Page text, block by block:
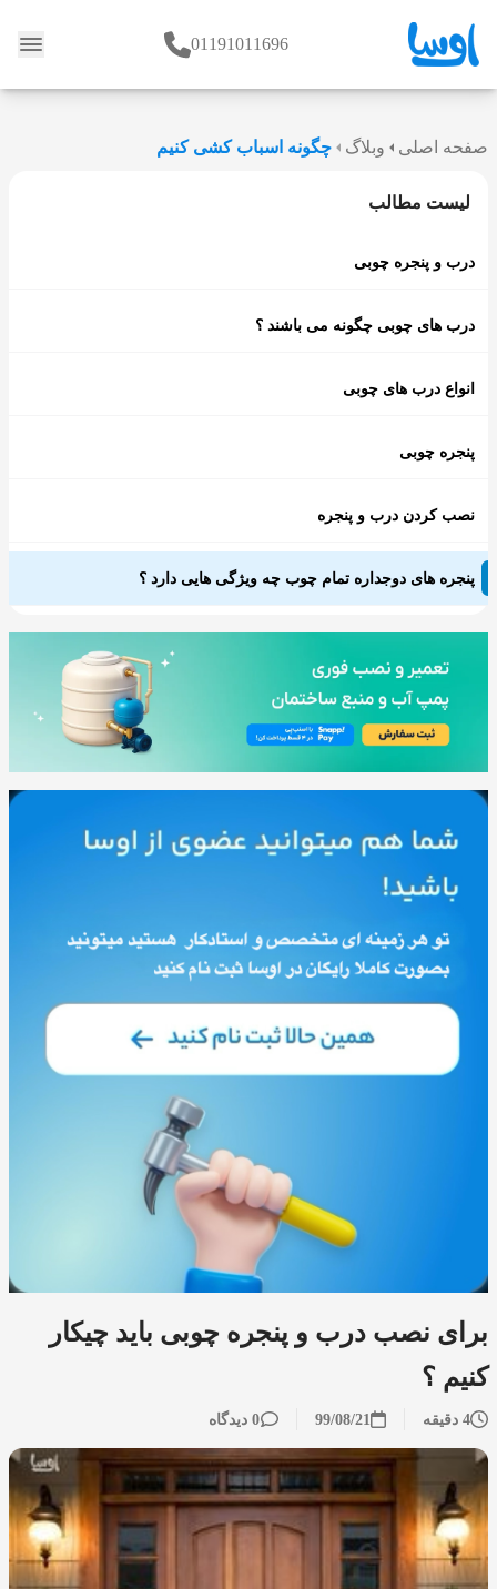
وبلاگ 01191011696
صفحه اصلی وبلاگ چگونه اسباب کشی کنیم
برای نصب درب و پنجره چوبی باید چیکار
کنیم ؟
4 دقیقه 99/08/21 0 دیدگاه
لیست مطالب
درب و پنجره چوبی
درب های چوبی چگونه می باشند ؟
انواع درب های چوبی
پنجره چوبی
نصب کردن درب و پنجره
پنجره های دوجداره تمام چوب چه ویژگی هایی دارد ؟